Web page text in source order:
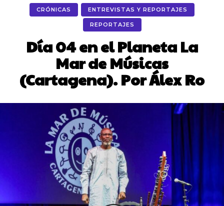
CRÓNICAS ENTREVISTAS Y REPORTAJES
REPORTAJES
Día 04 en el Planeta La
Mar de Músicas
(Cartagena). Por Álex Ro